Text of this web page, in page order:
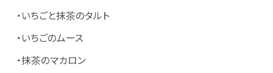
・いちごと抹茶のタルト
・いちごのムース
・抹茶のマカロン